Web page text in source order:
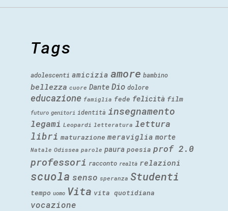
Tags
adolescenti amicizia amore bambino
bellezza cuore Dante Dio dolore
educazione famiglia fede felicità film
futuro genitori identità insegnamento
legami Leopardi letteratura lettura
libri maturazione meraviglia morte
Natale Odissea parole paura poesia prof 2.0
professori racconto realtà relazioni
scuola senso speranza Studenti
tempo uomo Vita vita quotidiana
vocazione